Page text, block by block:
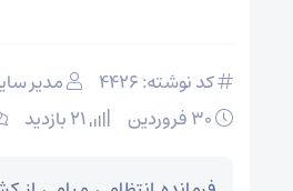
کد نوشته: 4426
مدیر